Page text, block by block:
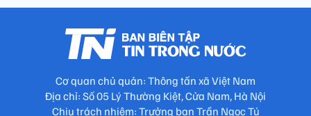
Cơ quan chủ quản: Thông tấn xã Việt Nam
Địa chỉ: Số 05 Lý Thường Kiệt, Cửa Nam, Hà Nội
Chịu trách nhiệm: Trưởng ban Trần Ngọc Tú